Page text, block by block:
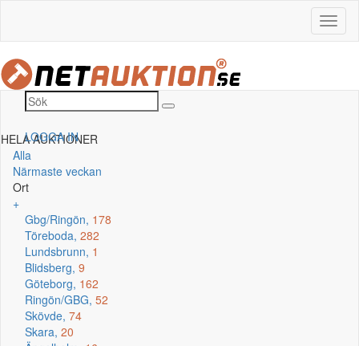
LOGGA IN
HELA AUKTIONER
Alla
Närmaste veckan
Ort
+
Gbg/Ringön, 178
Töreboda, 282
Lundsbrunn, 1
Blidsberg, 9
Göteborg, 162
Ringön/GBG, 52
Skövde, 74
Skara, 20